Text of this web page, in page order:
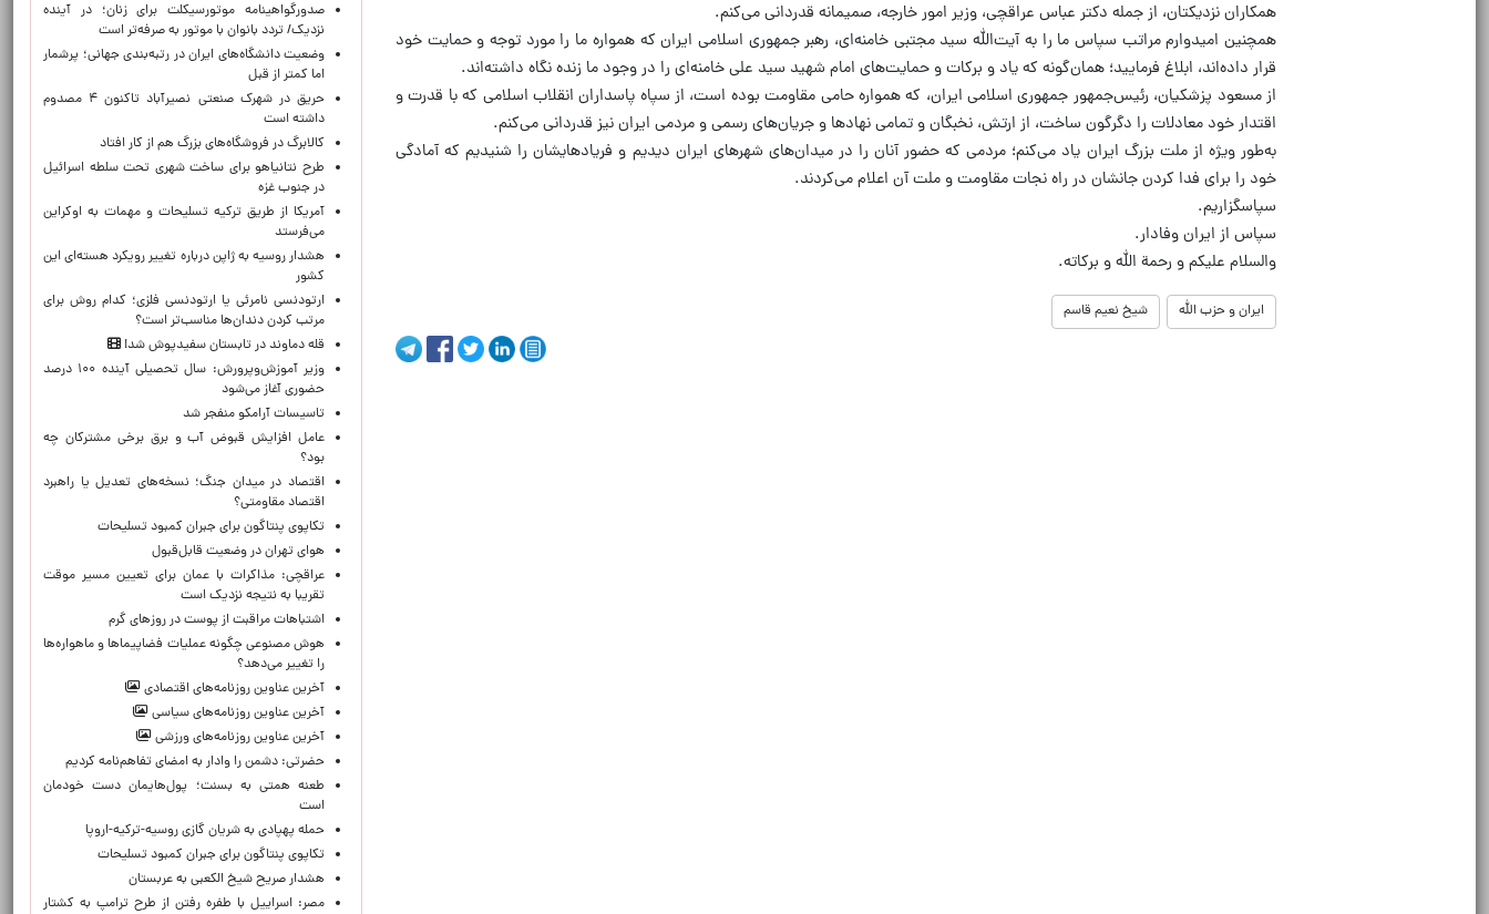
همکاران نزدیکتان، از جمله دکتر عباس عراقچی، وزیر امور خارجه، صمیمانه قدردانی می‌کنم.
همچنین امیدوارم مراتب سپاس ما را به آیت‌الله سید مجتبی خامنه‌ای، رهبر جمهوری اسلامی ایران که همواره ما را مورد توجه و حمایت خود
قرار داده‌اند، ابلاغ فرمایید؛ همان‌گونه که یاد و برکات و حمایت‌های امام شهید سید علی خامنه‌ای را در وجود ما زنده نگاه داشته‌اند.
از مسعود پزشکیان، رئیس‌جمهور جمهوری اسلامی ایران، که همواره حامی مقاومت بوده است، از سپاه پاسداران انقلاب اسلامی که با قدرت و
اقتدار خود معادلات را دگرگون ساخت، از ارتش، نخبگان و تمامی نهادها و جریان‌های رسمی و مردمی ایران نیز قدردانی می‌کنم.
به‌طور ویژه از ملت بزرگ ایران یاد می‌کنم؛ مردمی که حضور آنان را در میدان‌های شهرهای ایران دیدیم و فریادهایشان را شنیدیم که آمادگی
خود را برای فدا کردن جانشان در راه نجات مقاومت و ملت آن اعلام می‌کردند.
سپاسگزاریم.
سپاس از ایران وفادار.
والسلام علیکم و رحمة الله و برکاته.
ایران و حزب الله شیخ نعیم قاسم
صدورگواهینامه موتورسیکلت برای زنان؛ در آینده
نزدیک/ تردد بانوان با موتور به‌ صرفه‌تر است
وضعیت دانشگاه‌های ایران در رتبه‌بندی جهانی؛ پرشمار
اما کمتر از قبل
حریق در شهرک صنعتی نصیرآباد تاکنون ۴ مصدوم
داشته است
کالابرگ در فروشگاه‌های بزرگ هم از کار افتاد
طرح نتانیاهو برای ساخت شهری تحت سلطه اسرائیل
در جنوب غزه
آمریکا از طریق ترکیه تسلیحات و مهمات به اوکراین
می‌فرستد
هشدار روسیه به ژاپن درباره تغییر رویکرد هسته‌ای این
کشور
ارتودنسی نامرئی یا ارتودنسی فلزی؛ کدام روش برای
مرتب کردن دندان‌ها مناسب‌تر است؟
قله دماوند در تابستان سفیدپوش شد!
وزیر آموزش‌وپرورش: سال تحصیلی آینده ۱۰۰ درصد
حضوری آغاز می‌شود
تاسیسات آرامکو منفجر شد
عامل افزایش قبوض آب و برق برخی مشترکان چه
بود؟
اقتصاد در میدان جنگ؛ نسخه‌های تعدیل یا راهبرد
اقتصاد مقاومتی؟
تکاپوی پنتاگون برای جبران کمبود تسلیحات
هوای تهران در وضعیت قابل‌قبول
عراقچی: مذاکرات با عمان برای تعیین مسیر موقت
تقریبا به نتیجه نزدیک است
اشتباهات مراقبت از پوست در روزهای گرم
هوش مصنوعی چگونه عملیات فضاپیماها و ماهواره‌ها
را تغییر می‌دهد؟
آخرین عناوین روزنامه‌های اقتصادی
آخرین عناوین روزنامه‌های سیاسی
آخرین عناوین روزنامه‌های ورزشی
حضرتی: دشمن را وادار به امضای تفاهم‌نامه کردیم
طعنه همتی به بسنت؛ پول‌هایمان دست خودمان
است
حمله پهپادی به شریان گازی روسیه-ترکیه-اروپا
تکاپوی پنتاگون برای جبران کمبود تسلیحات
هشدار صریح شیخ الکعبی به عربستان
مصر: اسراییل با طفره رفتن از طرح ترامپ به کشتار